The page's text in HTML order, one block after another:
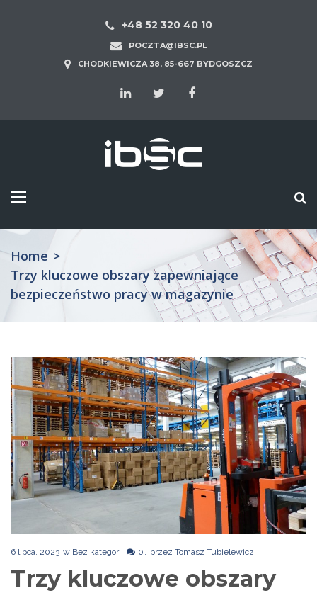
+48 52 320 40 10
POCZTA@IBSC.PL
CHODKIEWICZA 38, 85-667 BYDGOSZCZ
Home >
Trzy kluczowe obszary zapewniające
bezpieczeństwo pracy w magazynie
6 lipca, 2023 w Bez kategorii 0 przez Tomasz Tubielewicz
Trzy kluczowe obszary